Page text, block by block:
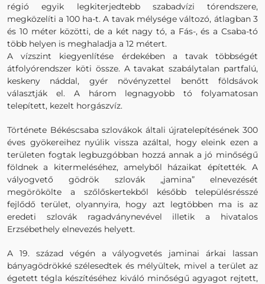
régió egyik legkiterjedtebb szabadvízi tórendszere,
megközelíti a 100 ha-t. A tavak mélysége változó, átlagban 3
és 10 méter közötti, de a két nagy tó, a Fás-, és a Csaba-tó
több helyen is meghaladja a 12 métert.
A vízszint kiegyenlítése érdekében a tavak többségét
átfolyórendszer köti össze. A tavakat szabálytalan partfalú,
keskeny náddal, gyér növényzettel benőtt földsávok
választják el. A három legnagyobb tó folyamatosan
telepített, kezelt horgászvíz.
Története Békéscsaba szlovákok általi újratelepítésének 300
éves gyökereihez nyúlik vissza azáltal, hogy eleink ezen a
területen fogtak legbuzgóbban hozzá annak a jó minőségű
földnek a kitermeléséhez, amelyből házaikat építették. A
vályogvető gödrök szlovák „jamina” elnevezését
megörökölte a szőlőskertekből később településrésszé
fejlődő terület, olyannyira, hogy azt legtöbben ma is az
eredeti szlovák ragadványnevével illetik a hivatalos
Erzsébethely elnevezés helyett.
A 19. század végén a vályogvetés jaminai árkai lassan
bányagödrökké szélesedtek és mélyültek, mivel a terület az
égetett tégla készítéséhez kiváló minőségű agyagot rejtett,